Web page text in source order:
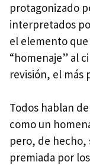
protagonizado
interpretados
el elemento
“homenaje” al
revisión, el más
Todos hablan
como un
pero, de hecho,
premiada por